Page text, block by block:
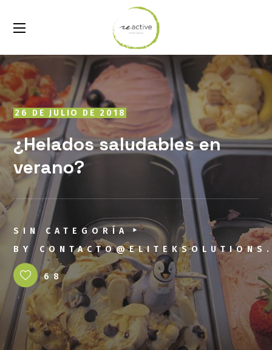
26 DE JULIO DE 2018
¿Helados saludables en
verano?
SIN CATEGORÍA
BY
68